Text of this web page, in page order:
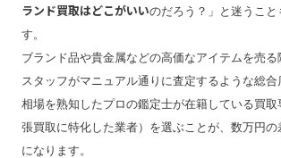
ランド買取はどこがいいのだろう？」と迷うこと
す。
ブランド品や貴金属などの高価なアイテムを売る
スタッフがマニュアル通りに査定するような総
相場を熟知したプロの鑑定士が在籍している買取
張買取に特化した業者）を選ぶことが、数万円の
になります。